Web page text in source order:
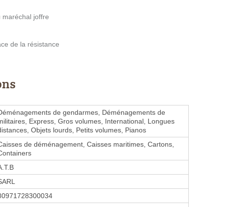
joffre
de la résistance
de gendarmes, Déménagements de
Express, Gros volumes, International, Longues
Objets lourds, Petits volumes, Pianos
de déménagement, Caisses maritimes, Cartons,